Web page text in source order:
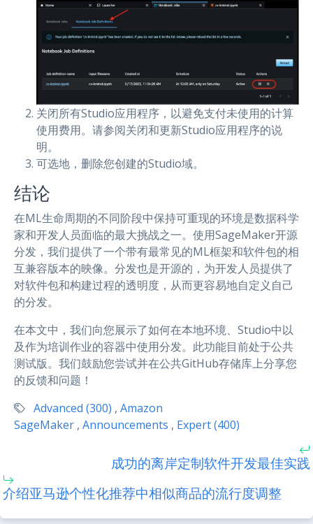
关闭所有Studio应用程序，以避免支付未使用的计算
使用费用。请参阅关闭和更新Studio应用程序的说
明。
可选地，删除您创建的Studio域。
结论
在ML生命周期的不同阶段中保持可重现的环境是数据科学
家和开发人员面临的最大挑战之一。使用SageMaker开源
分发，我们提供了一个带有最常见的ML框架和软件包的相
互兼容版本的映像。分发也是开源的，为开发人员提供了
对软件包和构建过程的透明度，从而更容易地自定义自己
的分发。
在本文中，我们向您展示了如何在本地环境、Studio中以
及作为培训作业的容器中使用分发。此功能目前处于公共
测试版。我们鼓励您尝试并在公共GitHub存储库上分享您
的反馈和问题！
Advanced (300) , Amazon
SageMaker , Announcements , Expert (400)
成功的离岸定制软件开发最佳实践
介绍亚马逊个性化推荐中相似商品的流行度调整